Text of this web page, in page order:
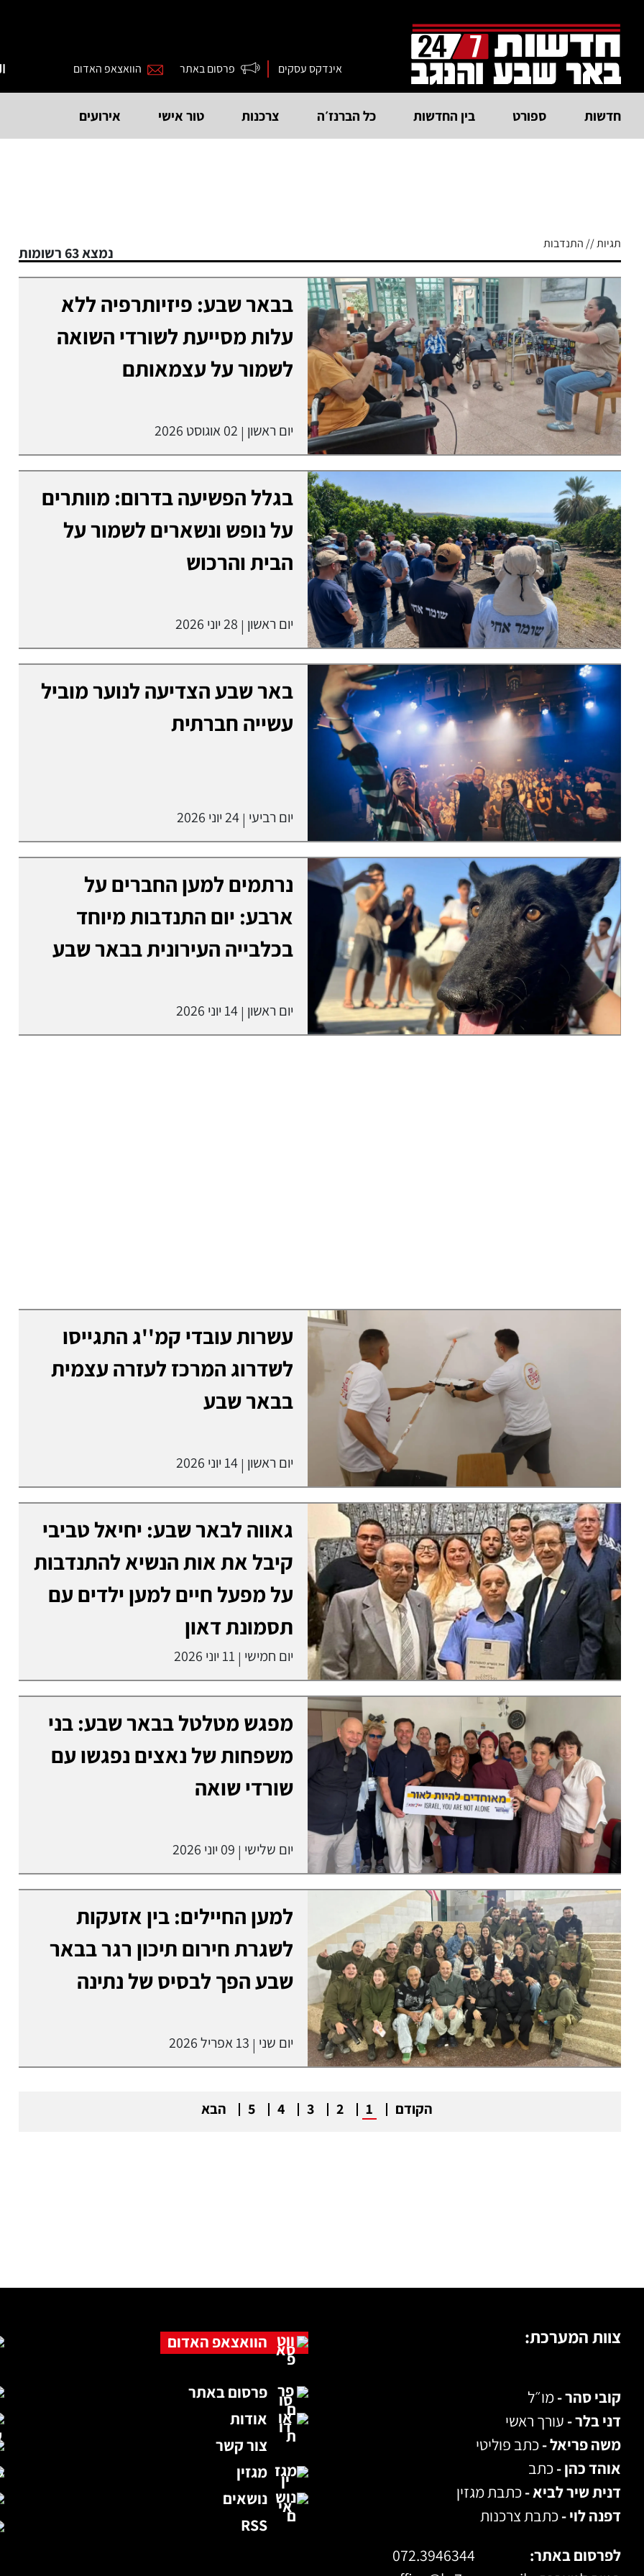
אינדקס עסקים פרסום באתר הוואצאפ האדום
חדשות ספורט בין החדשות כל הברנז׳ה צרכנות טור אישי אירועים
תגיות // התנדבות
נמצא 63 רשומות
בבאר שבע: פיזיותרפיה ללא
עלות מסייעת לשורדי השואה
לשמור על עצמאותם
יום ראשון | 02 אוגוסט 2026
בגלל הפשיעה בדרום: מוותרים
על נופש ונשארים לשמור על
הבית והרכוש
יום ראשון | 28 יוני 2026
באר שבע הצדיעה לנוער מוביל
עשייה חברתית
יום רביעי |24 יוני 2026
נרתמים למען החברים על
ארבע: יום התנדבות מיוחד
בכלבייה העירונית בבאר שבע
יום ראשון |14 יוני 2026
עשרות עובדי קמ''ג התגייסו
לשדרוג המרכז לעזרה עצמית
בבאר שבע
יום ראשון |14 יוני 2026
גאווה לבאר שבע: יחיאל טביבי
קיבל את אות הנשיא להתנדבות
על מפעל חיים למען ילדים עם
תסמונת דאון
יום חמישי | 11 יוני 2026
מפגש מטלטל בבאר שבע: בני
משפחות של נאצים נפגשו עם
שורדי שואה
יום שלישי | 09 יוני 2026
למען החיילים: בין אזעקות
לשגרת חירום תיכון רגר בבאר
שבע הפך לבסיס של נתינה
יום שני | 13 אפריל 2026
הקודם 1
2
3
4
5 הבא
הוואצאפ האדום
פרסום באתר
אודות
צור קשר
מגזין
נושאים
RSS
צוות המערכת:
קובי סהר -מו״ל
דני בלר - עורך ראשי
משה פריאל -כתב פוליטי
אוהד כהן -כתב
דנית שיר לביא -כתבת מגזין
דפנה לוי -כתבת צרכנות
לפרסום באתר:
072.3946344